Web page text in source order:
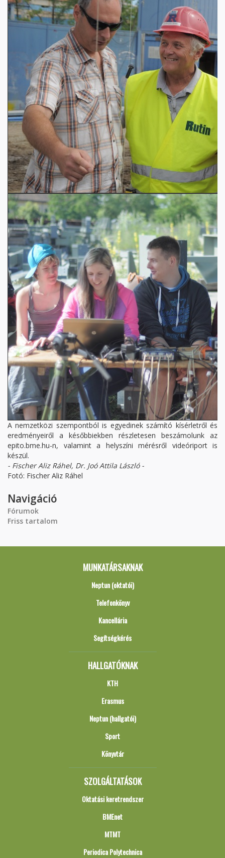
A nemzetközi szempontból is egyedinek számító kísérletről és
eredményeiről a későbbiekben részletesen beszámolunk az
epito.bme.hu-n, valamint a helyszíni mérésről videóriport is
készül.
- Fischer Aliz Ráhel, Dr. Joó Attila László -
Fotó: Fischer Aliz Ráhel
Navigáció
Fórumok
Friss tartalom
MUNKATÁRSAKNAK
Neptun (oktatói)
Telefonkönyv
Kancellária
Segítségkérés
HALLGATÓKNAK
KTH
Erasmus
Neptun (hallgatói)
Sport
Könyvtár
SZOLGÁLTATÁSOK
Oktatási keretrendszer
BMEnet
MTMT
Periodica Polytechnica